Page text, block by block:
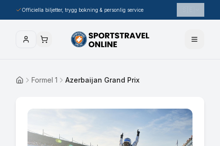
Officiella biljetter, trygg bokning & personlig service
Hem Formel 1 Azerbaijan Grand Prix